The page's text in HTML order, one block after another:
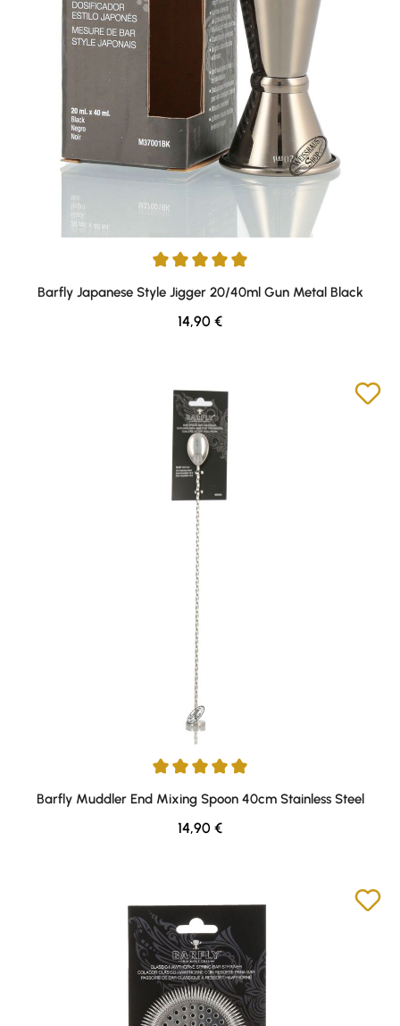
Durchschnittliche Bewertung von 5 von 5 Sternen
Barfly Japanese Style Jigger 20/40ml Gun Metal Black
Regulärer Preis:
14,90 €
Durchschnittliche Bewertung von 5 von 5 Sternen
Barfly Muddler End Mixing Spoon 40cm Stainless Steel
Regulärer Preis:
14,90 €